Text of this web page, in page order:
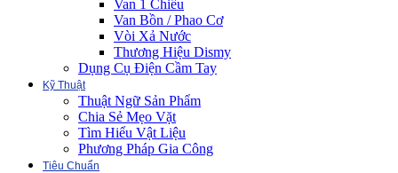
Van 1 Chiều
Van Bồn / Phao Cơ
Vòi Xả Nước
Thương Hiệu Dismy
Dụng Cụ Điện Cầm Tay
Kỹ Thuật
Thuật Ngữ Sản Phẩm
Chia Sẻ Mẹo Vặt
Tìm Hiểu Vật Liệu
Phương Pháp Gia Công
Tiêu Chuẩn